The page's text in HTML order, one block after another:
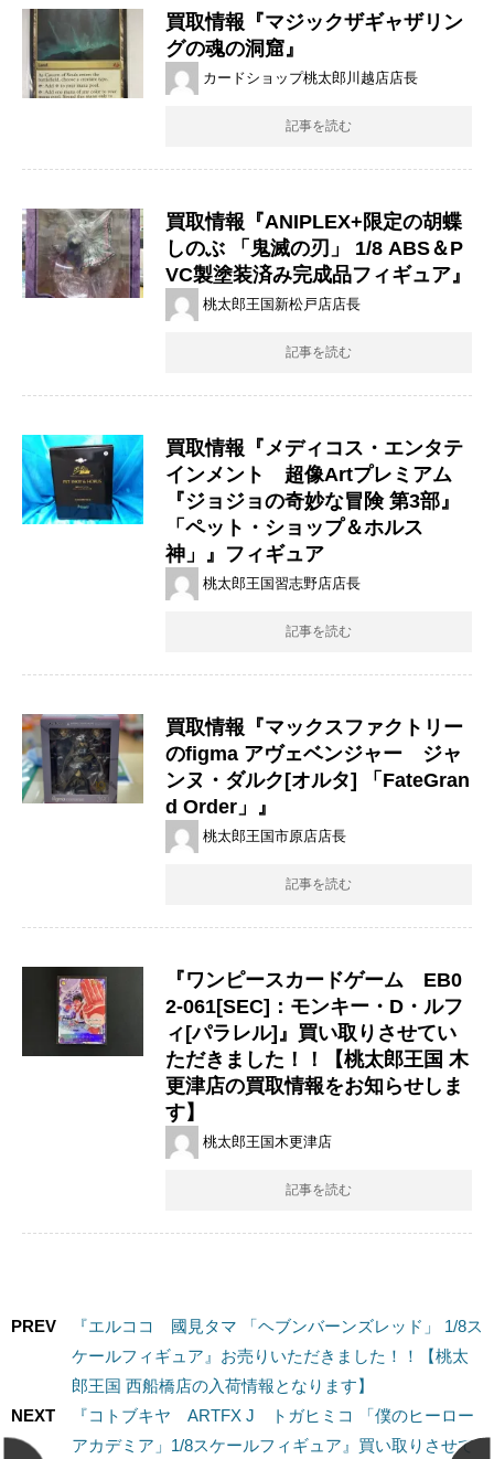
買取情報『マジックザギャザリン
グの魂の洞窟』
カードショップ桃太郎川越店店長
記事を読む
買取情報『ANIPLEX+限定の胡蝶
しのぶ ​「鬼滅の刃」 ​1/8 ​ABS＆P
VC製塗装済み完成品フィギュア』
桃太郎王国新松戸店店長
記事を読む
買取情報『メディコス・エンタテ
インメント 超像Artプレミアム
『ジョジョの奇妙な冒険 第3部』
「ペット・ショップ＆ホルス
神」』フィギュア
桃太郎王国習志野店店長
記事を読む
買取情報『マックスファクトリー
のfigma ​アヴェベンジャー ジャ
ンヌ・ダルク[オルタ] ​「FateGran
d ​Order」』
桃太郎王国市原店店長
記事を読む
『ワンピースカードゲーム EB0
2-061[SEC]：モンキー・D・ルフ
ィ[パラレル]』買い取りさせてい
ただきました！！【桃太郎王国 木
更津店の買取情報をお知らせしま
す】
桃太郎王国木更津店
記事を読む
PREV
『エルココ 國見タマ ​「ヘブンバーンズレッド」 ​1/8ス
ケールフィギュア』お売りいただきました！！【桃太
郎王国 西船橋店の入荷情報となります】
NEXT
『コトブキヤ ARTFX ​J トガヒミコ 「僕のヒーロー
アカデミア」​1/8スケールフィギュア』買い取りさせて